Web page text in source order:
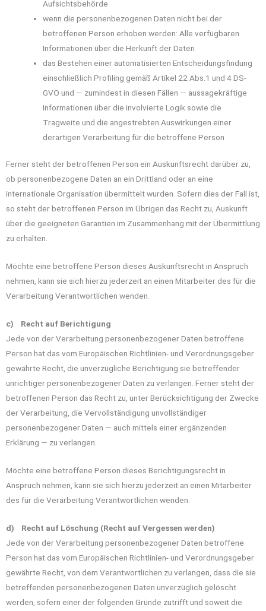
Aufsichtsbehörde
wenn die personenbezogenen Daten nicht bei der
betroffenen Person erhoben werden: Alle verfügbaren
Informationen über die Herkunft der Daten
das Bestehen einer automatisierten Entscheidungsfindung
einschließlich Profiling gemäß Artikel 22 Abs.1 und 4 DS-
GVO und — zumindest in diesen Fällen — aussagekräftige
Informationen über die involvierte Logik sowie die
Tragweite und die angestrebten Auswirkungen einer
derartigen Verarbeitung für die betroffene Person
Ferner steht der betroffenen Person ein Auskunftsrecht darüber zu,
ob personenbezogene Daten an ein Drittland oder an eine
internationale Organisation übermittelt wurden. Sofern dies der Fall ist,
so steht der betroffenen Person im Übrigen das Recht zu, Auskunft
über die geeigneten Garantien im Zusammenhang mit der Übermittlung
zu erhalten.
Möchte eine betroffene Person dieses Auskunftsrecht in Anspruch
nehmen, kann sie sich hierzu jederzeit an einen Mitarbeiter des für die
Verarbeitung Verantwortlichen wenden.
c) Recht auf Berichtigung
Jede von der Verarbeitung personenbezogener Daten betroffene
Person hat das vom Europäischen Richtlinien- und Verordnungsgeber
gewährte Recht, die unverzügliche Berichtigung sie betreffender
unrichtiger personenbezogener Daten zu verlangen. Ferner steht der
betroffenen Person das Recht zu, unter Berücksichtigung der Zwecke
der Verarbeitung, die Vervollständigung unvollständiger
personenbezogener Daten — auch mittels einer ergänzenden
Erklärung — zu verlangen.
Möchte eine betroffene Person dieses Berichtigungsrecht in
Anspruch nehmen, kann sie sich hierzu jederzeit an einen Mitarbeiter
des für die Verarbeitung Verantwortlichen wenden.
d) Recht auf Löschung (Recht auf Vergessen werden)
Jede von der Verarbeitung personenbezogener Daten betroffene
Person hat das vom Europäischen Richtlinien- und Verordnungsgeber
gewährte Recht, von dem Verantwortlichen zu verlangen, dass die sie
betreffenden personenbezogenen Daten unverzüglich gelöscht
werden, sofern einer der folgenden Gründe zutrifft und soweit die